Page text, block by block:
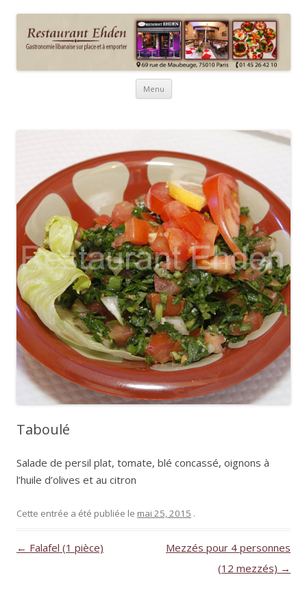
Ehden : Restaurant et traiteur
libanais
75010 Paris
Menu Aller
Taboulé
Salade de persil plat, tomate, blé concassé, oignons à
l’huile d’olives et au citron
Cette entrée a été publiée le mai 25, 2015 .
Navigation
← Falafel (1 pièce)
Mezzés pour 4 personnes
(12 mezzés) →